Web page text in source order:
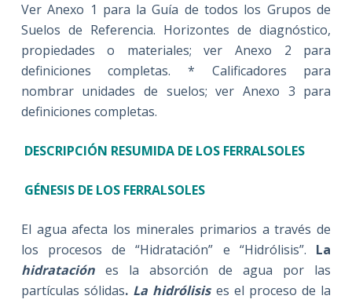
Ver Anexo 1 para la Guía de todos los Grupos de
Suelos de Referencia. Horizontes de diagnóstico,
propiedades o materiales; ver Anexo 2 para
definiciones completas. * Calificadores para
nombrar unidades de suelos; ver Anexo 3 para
definiciones completas.
DESCRIPCIÓN RESUMIDA DE LOS FERRALSOLES
GÉNESIS DE LOS FERRALSOLES
El agua afecta los minerales primarios a través de
los procesos de “Hidratación” e “Hidrólisis”. La
hidratación es la absorción de agua por las
partículas sólidas. La hidrólisis es el proceso de la